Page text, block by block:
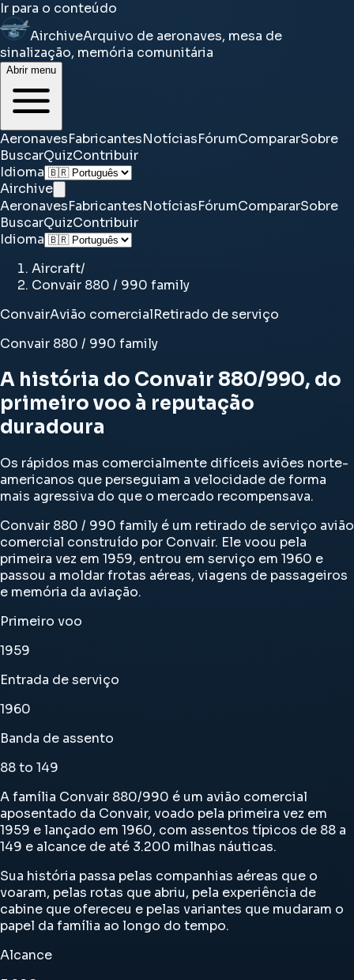
Ir para o conteúdo
AirchiveArquivo de aeronaves, mesa de
sinalização, memória comunitária
Abrir menu
AeronavesFabricantesNotíciasFórumCompararSobre
BuscarQuizContribuir
Idioma
Airchive
AeronavesFabricantesNotíciasFórumCompararSobre
BuscarQuizContribuir
Idioma
Aircraft/
Convair 880 / 990 family
ConvairAvião comercialRetirado de serviço
Convair 880 / 990 family
A história do Convair 880/990, do
primeiro voo à reputação
duradoura
Os rápidos mas comercialmente difíceis aviões norte-
americanos que perseguiam a velocidade de forma
mais agressiva do que o mercado recompensava.
Convair 880 / 990 family é um retirado de serviço avião
comercial construído por Convair. Ele voou pela
primeira vez em 1959, entrou em serviço em 1960 e
passou a moldar frotas aéreas, viagens de passageiros
e memória da aviação.
Primeiro voo
1959
Entrada de serviço
1960
Banda de assento
88 to 149
A família Convair 880/990 é um avião comercial
aposentado da Convair, voado pela primeira vez em
1959 e lançado em 1960, com assentos típicos de 88 a
149 e alcance de até 3.200 milhas náuticas.
Sua história passa pelas companhias aéreas que o
voaram, pelas rotas que abriu, pela experiência de
cabine que ofereceu e pelas variantes que mudaram o
papel da família ao longo do tempo.
Alcance